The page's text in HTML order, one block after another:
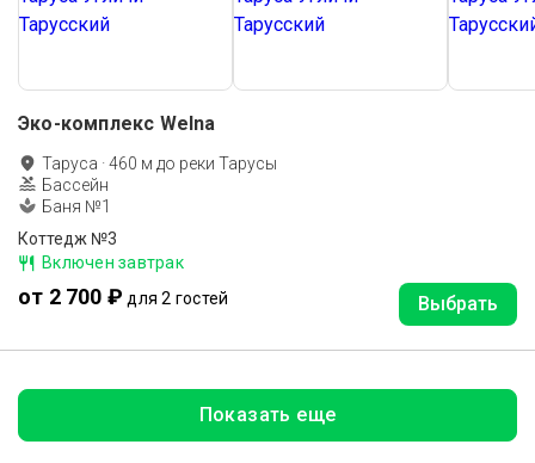
Эко-комплекс Welna
Таруса ·460 м до реки Тарусы
Бассейн
Баня №1
Коттедж №3
Включен завтрак
от 2 700 ₽ для 2 гостей Выбрать
Показать еще